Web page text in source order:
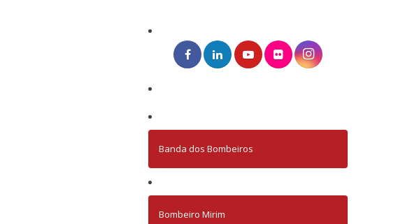
Banda dos Bombeiros
Bombeiro Mirim